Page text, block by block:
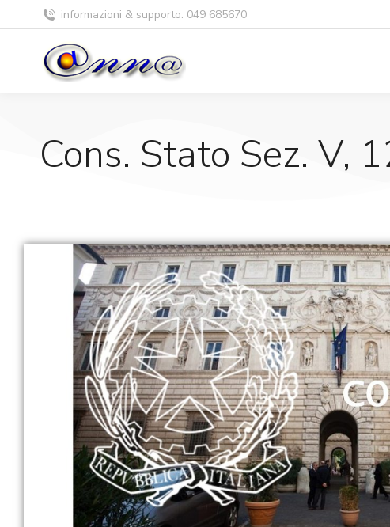
informazioni & supporto: 049 685670
Cons. Stato Sez. V,